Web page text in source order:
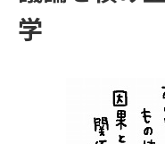
大学パンフ
学